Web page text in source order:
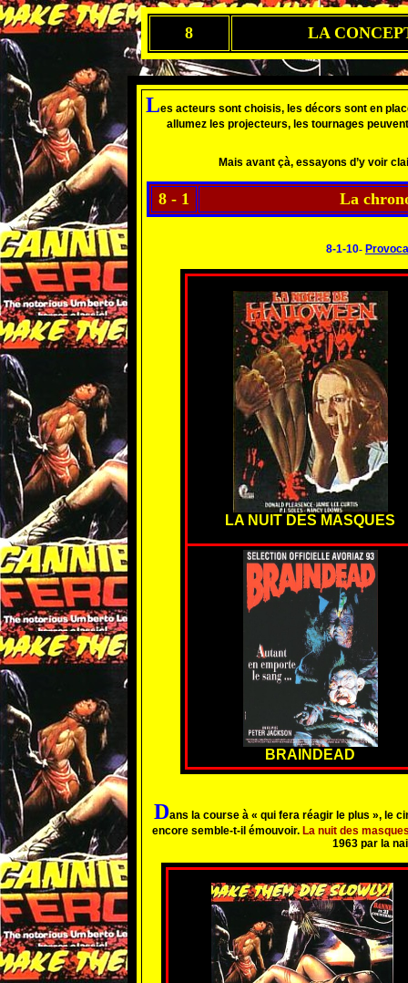
8 LA
Les acteurs sont choisis, les décors sont en
allumez les projecteurs, les tournages
Mais avant çà, essayons d’y voir
8 - 1 La
8-1-10-
LA NUIT DES MASQUES
BRAINDEAD
Dans la course à « qui fera réagir le plus », le
encore semble-t-il émouvoir. La nuit des
1963 par la